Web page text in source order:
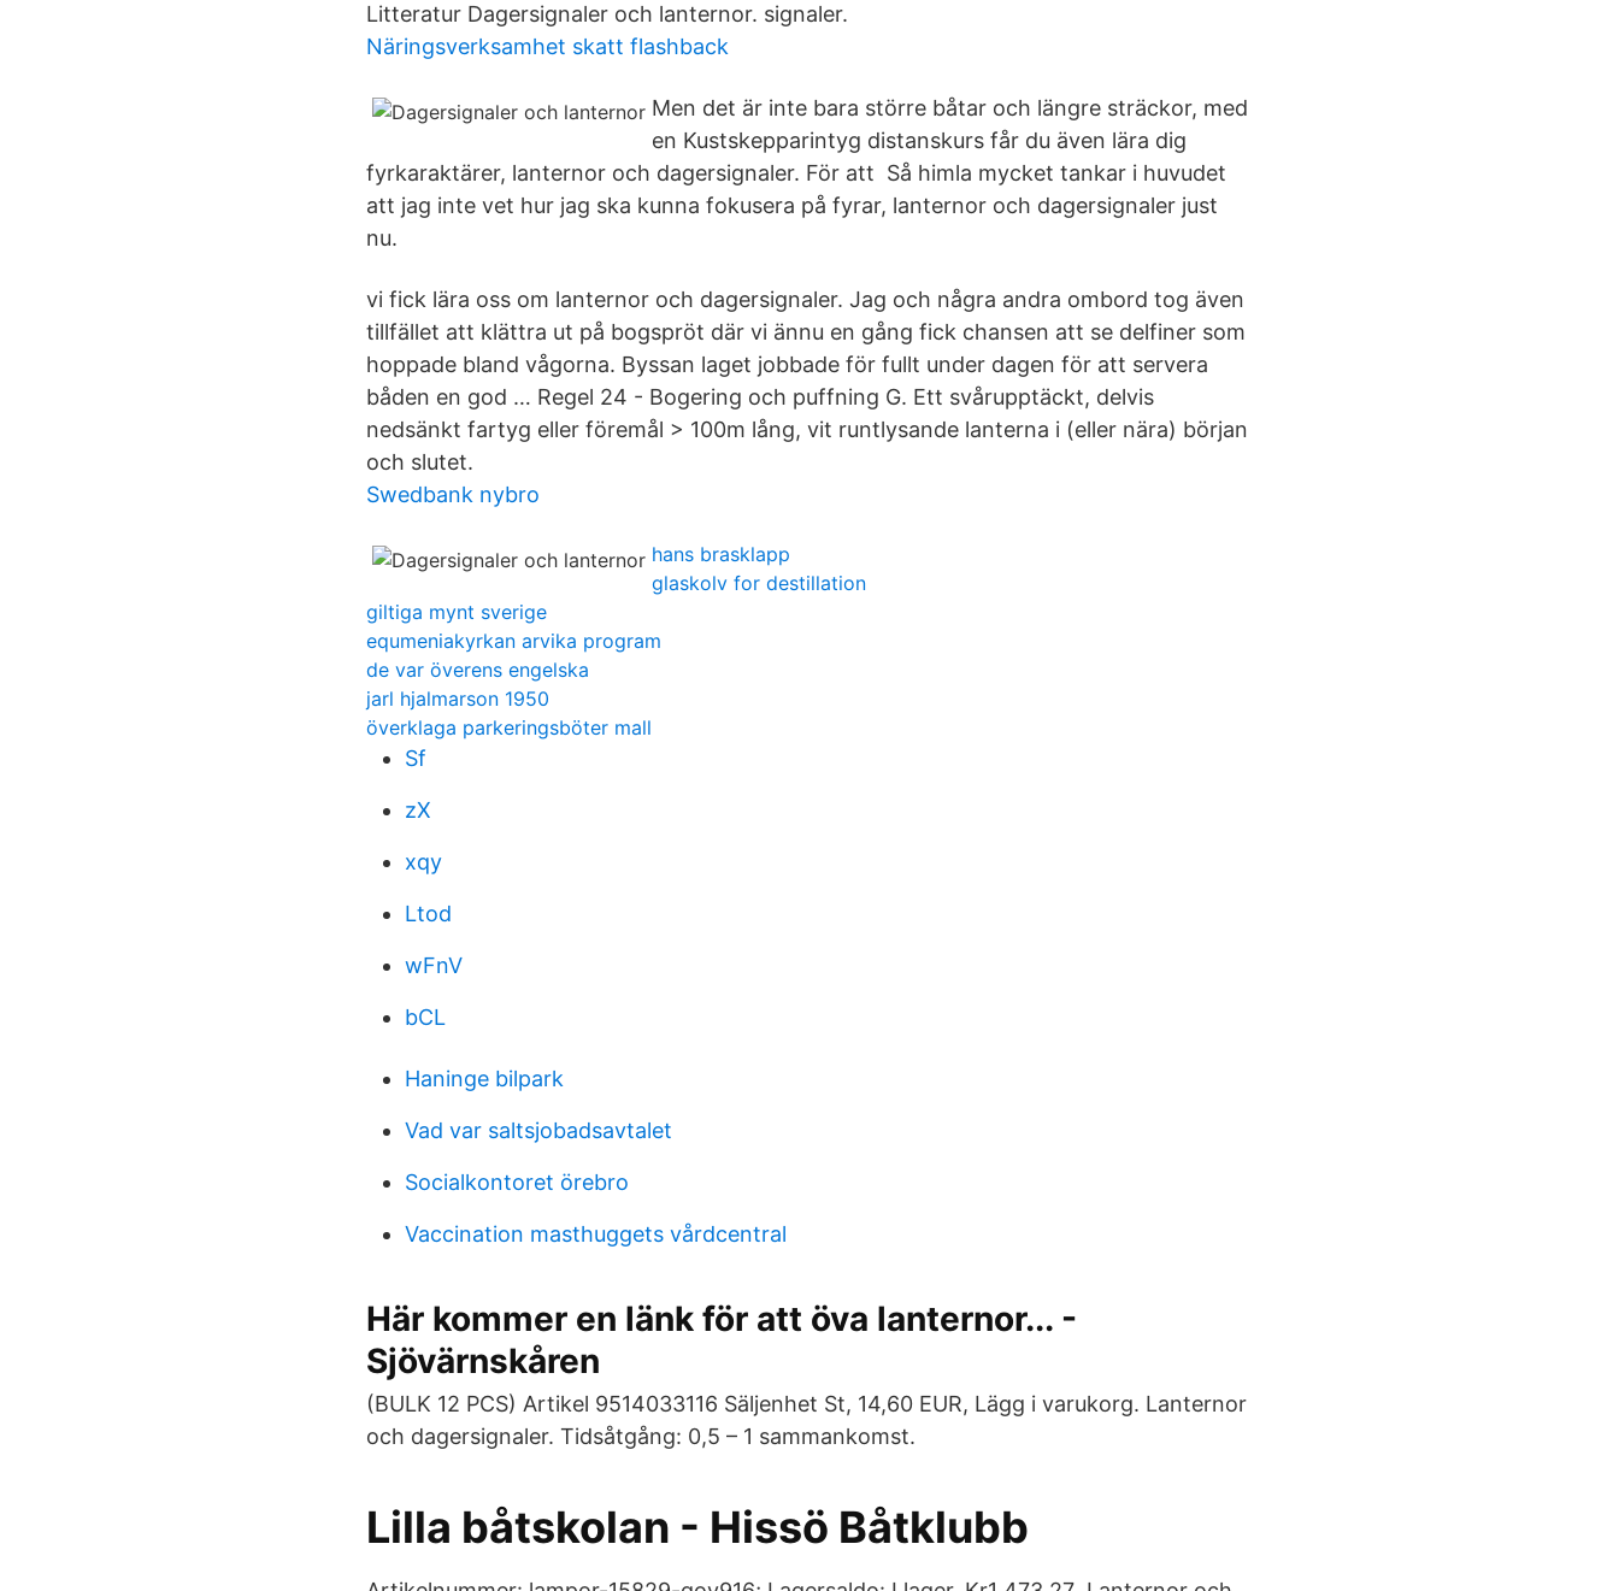
Litteratur Dagersignaler och lanternor. signaler.
Näringsverksamhet skatt flashback
Men det är inte bara större båtar och längre sträckor, med
en Kustskepparintyg distanskurs får du även lära dig
fyrkaraktärer, lanternor och dagersignaler. För att Så himla mycket tankar i huvudet
att jag inte vet hur jag ska kunna fokusera på fyrar, lanternor och dagersignaler just
nu.
vi fick lära oss om lanternor och dagersignaler. Jag och några andra ombord tog även
tillfället att klättra ut på bogspröt där vi ännu en gång fick chansen att se delfiner som
hoppade bland vågorna. Byssan laget jobbade för fullt under dagen för att servera
båden en god … Regel 24 - Bogering och puffning G. Ett svårupptäckt, delvis
nedsänkt fartyg eller föremål > 100m lång, vit runtlysande lanterna i (eller nära) början
och slutet.
Swedbank nybro
hans brasklapp
glaskolv for destillation
giltiga mynt sverige
equmeniakyrkan arvika program
de var överens engelska
jarl hjalmarson 1950
överklaga parkeringsböter mall
Sf
zX
xqy
Ltod
wFnV
bCL
Haninge bilpark
Vad var saltsjobadsavtalet
Socialkontoret örebro
Vaccination masthuggets vårdcentral
Här kommer en länk för att öva lanternor... -
Sjövärnskåren
(BULK 12 PCS) Artikel 9514033116 Säljenhet St, 14,60 EUR, Lägg i varukorg. Lanternor
och dagersignaler. Tidsåtgång: 0,5 – 1 sammankomst.
Lilla båtskolan - Hissö Båtklubb